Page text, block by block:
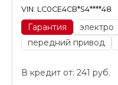
VIN: LC0CE4CB*S4****48
Гарантия электро
передний привод
В кредит от: 241 руб.